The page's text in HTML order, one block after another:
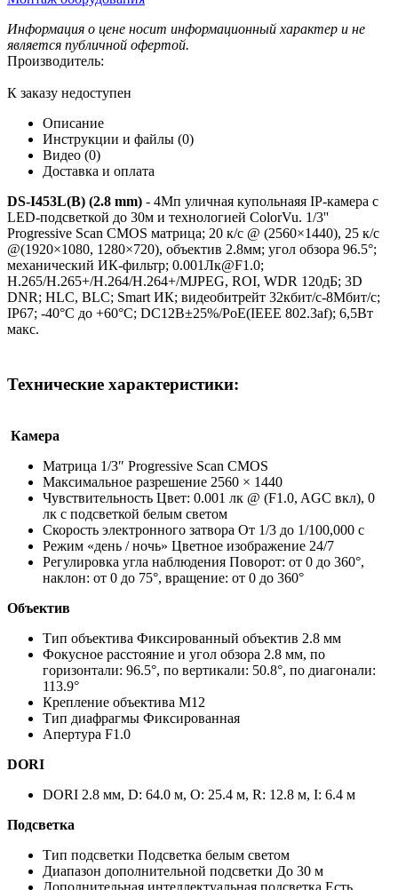
Информация о цене носит информационный характер и не
является публичной офертой.
Производитель:
К заказу недоступен
Описание
Инструкции и файлы (0)
Видео (0)
Доставка и оплата
DS-I453L(B) (2.8 mm) - 4Мп уличная купольнаяя IP-камера с
LED-подсветкой до 30м и технологией ColorVu. 1/3''
Progressive Scan CMOS матрица; 20 к/с @ (2560×1440), 25 к/с
@(1920×1080, 1280×720), объектив 2.8мм; угол обзора 96.5°;
механический ИК-фильтр; 0.001Лк@F1.0;
H.265/H.265+/H.264/H.264+/MJPEG, ROI, WDR 120дБ; 3D
DNR; HLC, BLC; Smart ИК; видеобитрейт 32кбит/с-8Мбит/с;
IP67; -40°C до +60°C; DC12В±25%/PoE(IEEE 802.3af); 6,5Вт
макс.
Технические характеристики:
Камера
Матрица 1/3″ Progressive Scan CMOS
Максимальное разрешение 2560 × 1440
Чувствительность Цвет: 0.001 лк @ (F1.0, AGC вкл), 0
лк с подсветкой белым светом
Скорость электронного затвора От 1/3 до 1/100,000 с
Режим «день / ночь» Цветное изображение 24/7
Регулировка угла наблюдения Поворот: от 0 до 360°,
наклон: от 0 до 75°, вращение: от 0 до 360°
Объектив
Тип объектива Фиксированный объектив 2.8 мм
Фокусное расстояние и угол обзора 2.8 мм, по
горизонтали: 96.5°, по вертикали: 50.8°, по диагонали:
113.9°
Крепление объектива M12
Тип диафрагмы Фиксированная
Апертура F1.0
DORI
DORI 2.8 мм, D: 64.0 м, O: 25.4 м, R: 12.8 м, I: 6.4 м
Подсветка
Тип подсветки Подсветка белым светом
Диапазон дополнительной подсветки До 30 м